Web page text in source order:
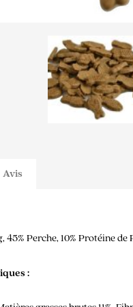
Avis
45% Perche, 10% Protéine de
: